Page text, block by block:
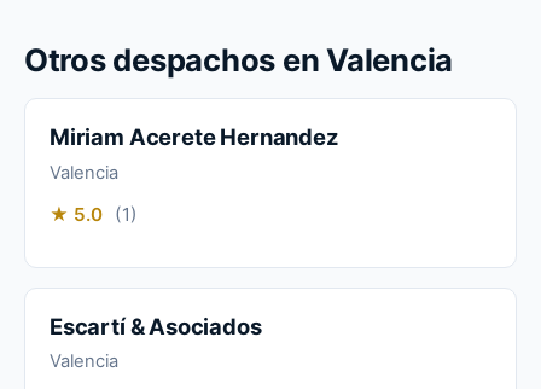
Otros despachos en Valencia
Miriam Acerete Hernandez
Valencia
★ 5.0 (1)
Escartí & Asociados
Valencia